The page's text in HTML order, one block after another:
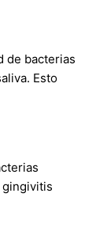
de bacterias
Esto
gingivitis